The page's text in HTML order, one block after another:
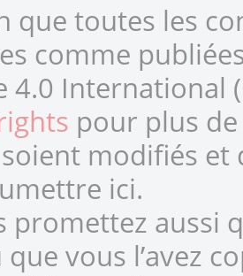
que toutes les
comme
4.0 International
pour plus
modifiés
ici.
promettez aussi
vous l’avez